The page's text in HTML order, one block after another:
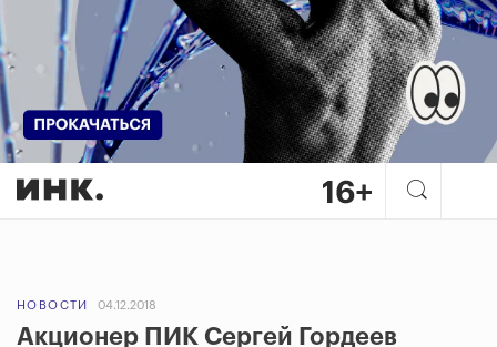
НОВОСТИ 04.12.2018
Акционер ПИК Сергей Гордеев